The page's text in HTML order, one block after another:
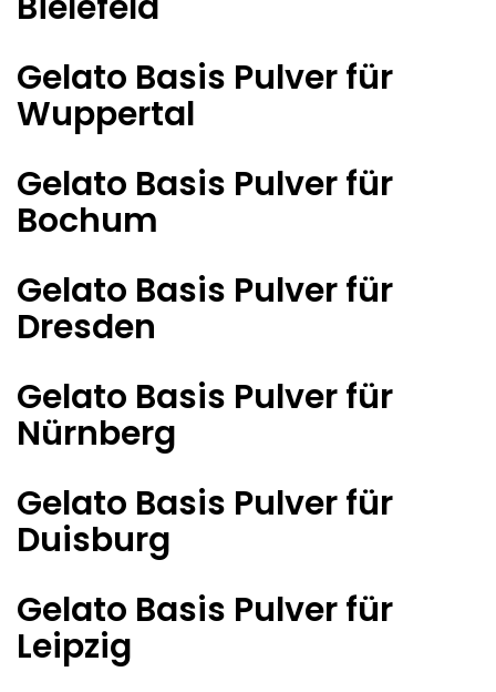
Gelato Basis Pulver für
Wuppertal
Gelato Basis Pulver für
Bochum
Gelato Basis Pulver für
Dresden
Gelato Basis Pulver für
Nürnberg
Gelato Basis Pulver für
Duisburg
Gelato Basis Pulver für
Leipzig